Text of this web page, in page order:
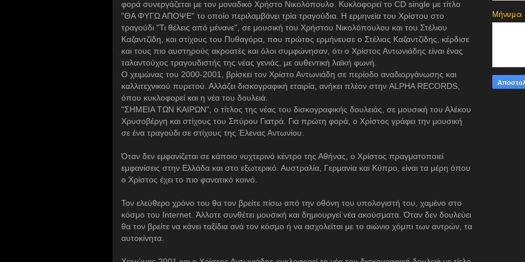
φορά συνεργάζεται με τον μοναδικό Χρήστο Νικολόπουλο. Κυκλοφορεί το CD single με τίτλο
"ΘΑ ΦΥΓΩ ΑΠΟΨΕ" το οποίο περιλαμβάνει τρία τραγούδια. Η ερμηνεία του Χρίστου στο
τραγούδι "Τι θέλεις από μένανε", σε μουσική του Χρήστου Νικολόπουλου και του Στέλιου
Καζαντζίδη, και στίχους του Πυθαγόρα, που πρώτος ερμήνευσε ο Στέλιος Καζαντζίδης, κέρδισε
και τους πιο αυστηρούς ακροατές και όλοι συμφώνησαν, ότι ο Χρίστος Αντωνιάδης είναι ένας
ταλαντούχος τραγουδιστής της νέας γενιάς, με αυθεντική λαϊκή φωνή.
Ο χειμώνας του 2000-2001, βρίσκει τον Χρίστο Αντωνιάδη σε περίοδο αναδιοργάνωσης και
καλλιτεχνικού πυρετού. Αλλάζει δισκογραφική εταιρία, ανήκει πλέον στην ALPHA RECORDS,
όπου κυκλοφορεί και η νέα του δουλειά.
"ΣΗΜΕΙΑ ΤΩΝ ΚΑΙΡΩΝ", ο τίτλος της νέας του δισκογραφικής δουλειάς, σε μουσική του Αλέκου
Χρυσοβέργη και στίχους του Σπύρου Γιατρά. Για πρώτη φορά, ο Χρίστος γράφει την μουσική
σε ένα τραγούδι σε στίχους της Έλενας Αντωνίου.
Όταν δεν εμφανίζεται σε κάποιο νυχτερινό κέντρο της Αθήνας, ο Χρίστος πραγματοποιεί
εμφανίσεις στην Ελλάδα και στο εξωτερικό. Αυστραλία, Γερμανία και Κύπρο, είναι τα μέρη όπου
ο Χρίστος έχει το πιο φανατικό κοινό.
Τον ελεύθερο χρόνο του θα τον βρείτε πίσω από την οθόνη του υπολογιστή του, χαμένο στο
κόσμο του Internet. Άλλοτε συνθέτει μουσική και δημιουργεί νέα ακούσματα. Όταν δεν δουλεύει
θα τον βρείτε να κάνει ταξίδια ανά τον κόσμο ή να ασχολείται με το αιώνιο χόμπι των αντρών, τα
αυτοκίνητα.
Μήνυμα